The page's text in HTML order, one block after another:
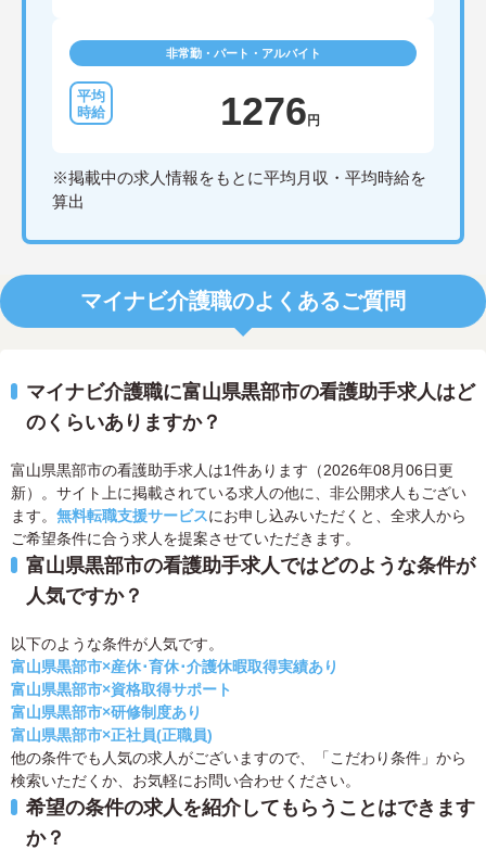
非常勤・パート・アルバイト
1276 円
※掲載中の求人情報をもとに平均月収・平均時給を
算出
マイナビ介護職のよくあるご質問
マイナビ介護職に富山県黒部市の看護助手求人はど
のくらいありますか？
富山県黒部市の看護助手求人は1件あります（2026年08月06日更
新）。サイト上に掲載されている求人の他に、非公開求人もござい
ます。 無料転職支援サービスにお申し込みいただくと、全求人から
ご希望条件に合う求人を提案させていただきます。
富山県黒部市の看護助手求人ではどのような条件が
人気ですか？
以下のような条件が人気です。
富山県黒部市×産休･育休･介護休暇取得実績あり
富山県黒部市×資格取得サポート
富山県黒部市×研修制度あり
富山県黒部市×正社員(正職員)
他の条件でも人気の求人がございますので、「こだわり条件」から
検索いただくか、お気軽にお問い合わせください。
希望の条件の求人を紹介してもらうことはできます
か？